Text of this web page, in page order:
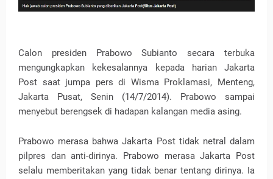
Calon presiden Prabowo Subianto secara terbuka
mengungkapkan kekesalannya kepada harian Jakarta
Post saat jumpa pers di Wisma Proklamasi, Menteng,
Jakarta Pusat, Senin (14/7/2014). Prabowo sampai
menyebut berengsek di hadapan kalangan media asing.
Prabowo merasa bahwa Jakarta Post tidak netral dalam
pilpres dan anti-dirinya. Prabowo merasa Jakarta Post
selalu memberitakan yang tidak benar tentang dirinya. Ia